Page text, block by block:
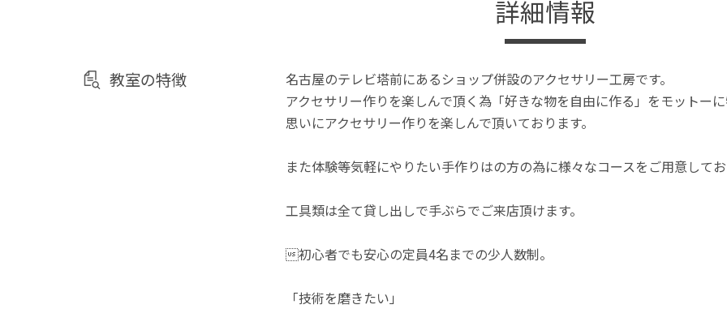
詳細情報
教室の特徴
名古屋のテレビ塔前にあるショップ併設のアクセサリー工房です。
アクセサリー作りを楽しんで頂く為「好きな物を自由に作る」をモットー
思いにアクセサリー作りを楽しんで頂いております。
また体験等気軽にやりたい手作りはの方の為に様々なコースをご用意して
工具類は全て貸し出しで手ぶらでご来店頂けます。
初心者でも安心の定員4名までの少人数制。
「技術を磨きたい」